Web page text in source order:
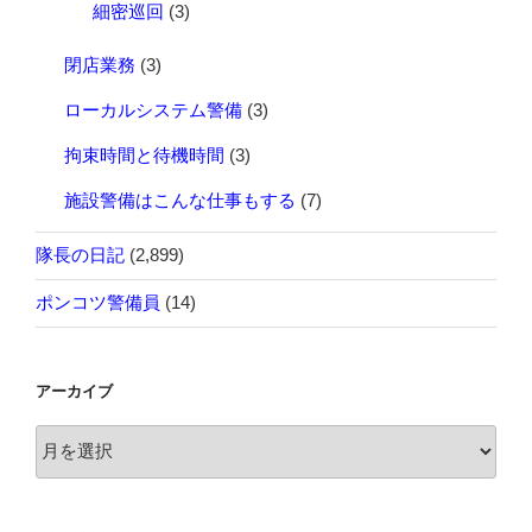
細密巡回 (3)
閉店業務 (3)
ローカルシステム警備 (3)
拘束時間と待機時間 (3)
施設警備はこんな仕事もする (7)
隊長の日記 (2,899)
ポンコツ警備員 (14)
アーカイブ
ー